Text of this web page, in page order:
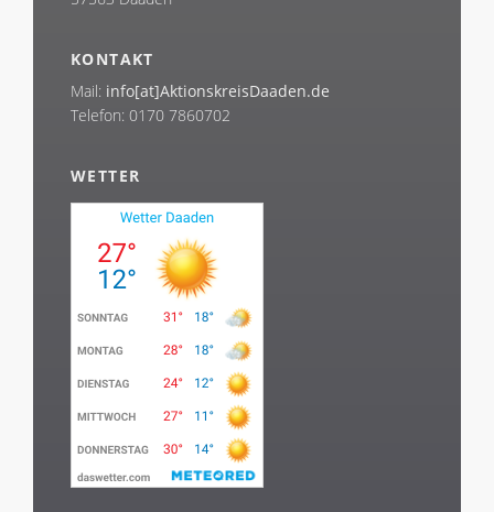
KONTAKT
Mail: info[at]AktionskreisDaaden.de
Telefon: 0170 7860702
WETTER